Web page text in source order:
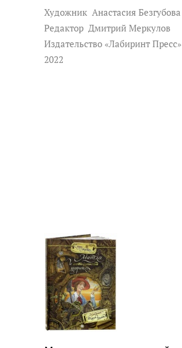
Художник Анастасия Безгубова
Редактор Дмитрий Меркулов
Издательство «Лабиринт Пресс»
2022